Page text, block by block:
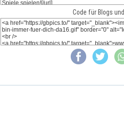
Code für Blogs und